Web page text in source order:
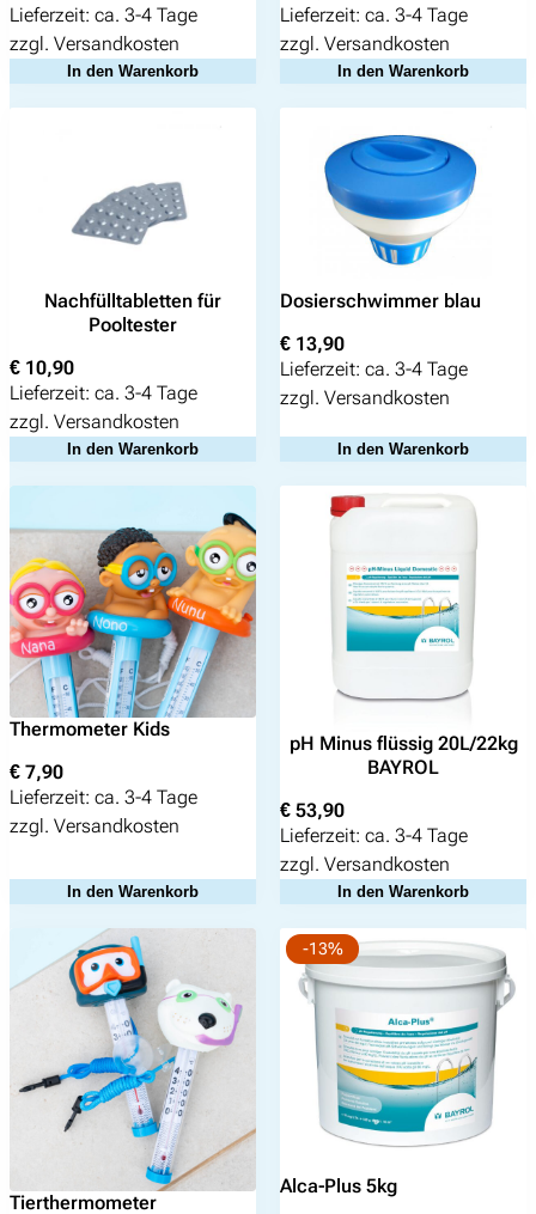
Lieferzeit: ca. 3-4 Tage
zzgl. Versandkosten
In den Warenkorb
Lieferzeit: ca. 3-4 Tage
zzgl. Versandkosten
In den Warenkorb
Nachfülltabletten für
Pooltester
€ 10,90
Lieferzeit: ca. 3-4 Tage
zzgl. Versandkosten
In den Warenkorb
Dosierschwimmer blau
€ 13,90
Lieferzeit: ca. 3-4 Tage
zzgl. Versandkosten
In den Warenkorb
Thermometer Kids
€ 7,90
Lieferzeit: ca. 3-4 Tage
zzgl. Versandkosten
In den Warenkorb
pH Minus flüssig 20L/22kg
BAYROL
€ 53,90
Lieferzeit: ca. 3-4 Tage
zzgl. Versandkosten
In den Warenkorb
Tierthermometer
-13%
Alca-Plus 5kg